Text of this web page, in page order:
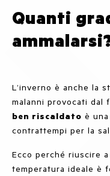
Quanti
L’inverno è anche la
malanni provocati dal
ben riscaldato è
contrattempi per la
Ecco perché riuscire
temperatura ideale è